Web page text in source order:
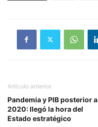
Artículo anterior
Pandemia y PIB posterior a
2020: llegó la hora del
Estado estratégico